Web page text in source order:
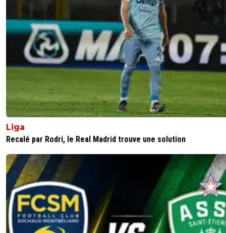
Liga
Recalé par Rodri, le Real Madrid trouve une solution